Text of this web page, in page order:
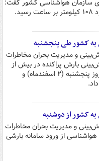
سازمان هواشناسی کشور گفت:
به کشور طی پنجشنبه
و مدیریت بحران مخاطرات
بارش‌ پراکنده در بیش از
۱۷ استان، از ورود سامانه بارشی جدید طی روز پنجشنبه (۲ اسفندماه) و
به کشور از دوشنبه
و مدیریت بحران مخاطرات
از ورود سامانه بارشی